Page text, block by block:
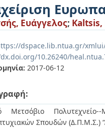
Ευάγγελος; Kaltsis,
dspace.lib.ntua.gr/
10.26240/
2017-06-12
Μετσόβιο Πολυτεχνείο--
Σπουδών (Δ.Π.Μ.Σ.)